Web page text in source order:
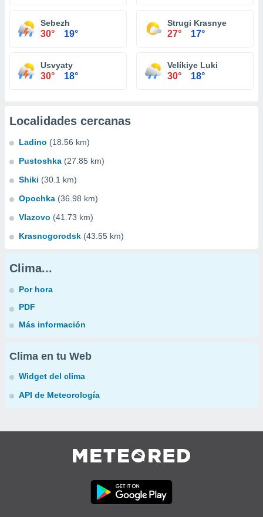
Sebezh
30° 19°
Strugi Krasnye
27° 17°
Usvyaty
30° 18°
Velíkiye Luki
30° 18°
Localidades cercanas
Ladino (18.56 km)
Pustoshka (27.85 km)
Shiki (30.1 km)
Opochka (36.98 km)
Vlazovo (41.73 km)
Krasnogorodsk (43.55 km)
Clima...
Por hora
PDF
Más información
Clima en tu Web
Widget del clima
API de Meteorología